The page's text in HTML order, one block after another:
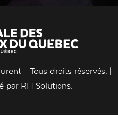
- Tous droits réservés. |
par RH Solutions.